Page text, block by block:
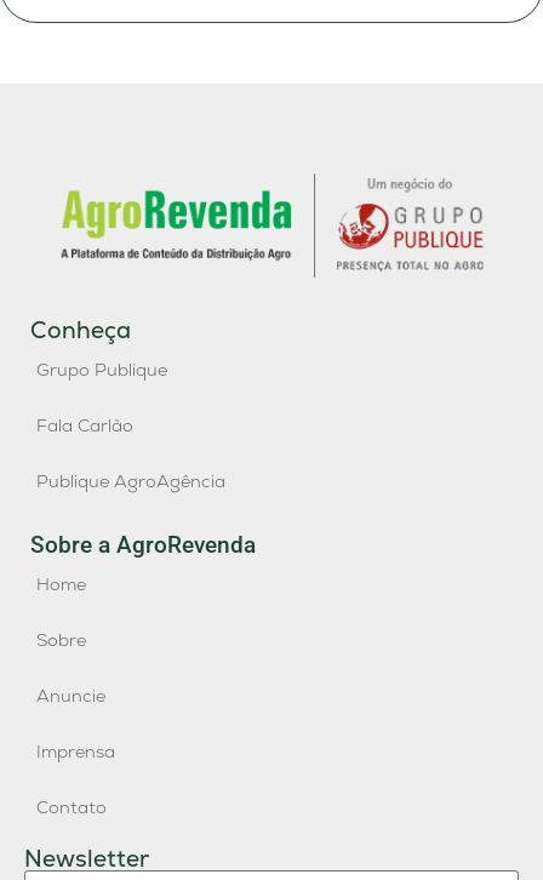
Conheça
Grupo Publique
Fala Carlão
Publique AgroAgência
Sobre a AgroRevenda
Home
Sobre
Anuncie
Imprensa
Contato
Newsletter